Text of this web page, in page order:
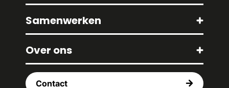
Samenwerken
Over ons
Contact